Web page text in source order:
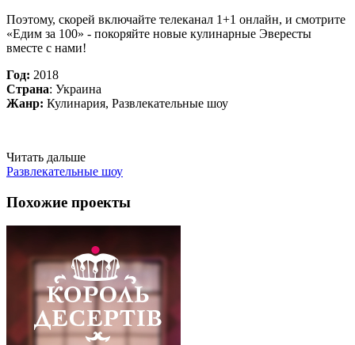
Поэтому, скорей включайте телеканал 1+1 онлайн, и смотрите
«Едим за 100» - покоряйте новые кулинарные Эвересты
вместе с нами!
Год: 2018
Страна: Украина
Жанр: Кулинария, Развлекательные шоу
Читать дальше
Развлекательные шоу
Похожие проекты